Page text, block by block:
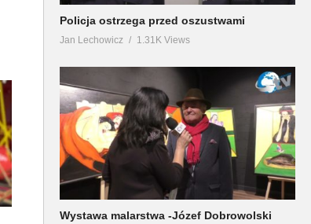
Policja ostrzega przed oszustwami
Jan Lechowicz 1.31K Views
Wystawa malarstwa -Józef Dobrowolski